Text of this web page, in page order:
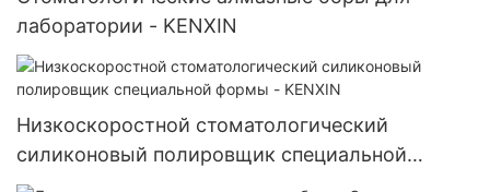
лаборатории - KENXIN
Низкоскоростной стоматологический
силиконовый полировщик специальной
формы - KENXIN